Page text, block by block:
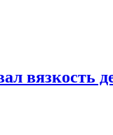
вязкость